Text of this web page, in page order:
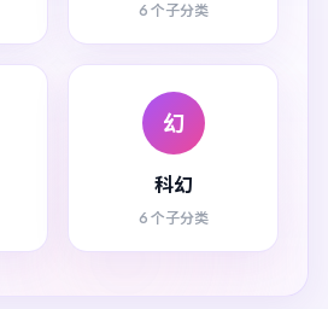
6 个子分类
幻
科幻
6 个子分类